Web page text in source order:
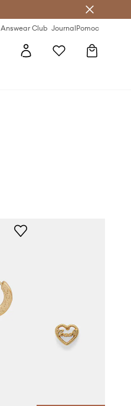
Answear Club JournalPomoc